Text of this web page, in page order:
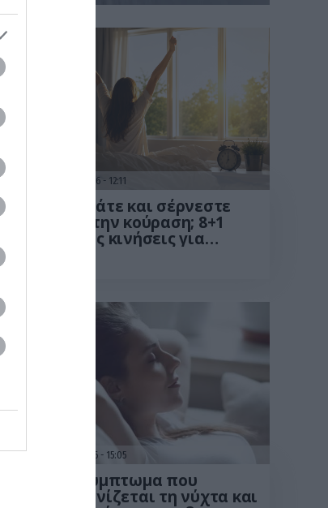
01.08.2026 12:11
Ξυπνάτε και σέρνεστε
από την κούραση; 8+1
απλές κινήσεις για
31.07.2026 15:05
Το σύμπτωμα που
εμφανίζεται τη νύχτα και